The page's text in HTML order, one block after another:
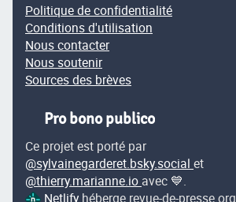
Politique de confidentialité
Conditions d'utilisation
Nous contacter
Nous soutenir
Sources des brèves
Pro bono publico
Ce projet est porté par
@sylvainegarderet.bsky.social et
@thierry.marianne.io avec 💙.
Netlify héberge revue-de-presse.org